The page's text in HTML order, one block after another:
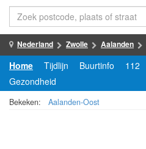
Nederland Zwolle Aalanden
Home Tijdlijn Buurtinfo 112
Gezondheid
Bekeken: Aalanden-Oost